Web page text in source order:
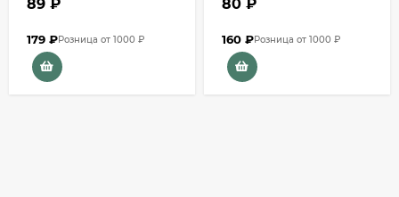
89 ₽
179 ₽Розница от 1000 ₽
80 ₽
160 ₽Розница от 1000 ₽